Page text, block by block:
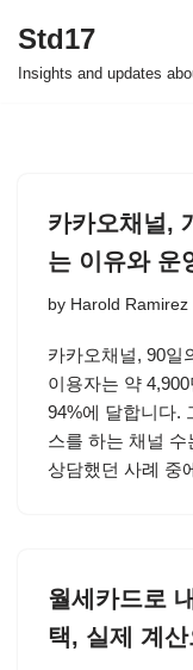
Skip
Std17
Insights and updates
카카오채널,
는 이유와 운
by Harold Ramirez
카카오채널, 90일
이용자는 약
94%에 달합니다.
스를 하는 채널
상담했던 사례 중
월세카드로
택, 실제 계산